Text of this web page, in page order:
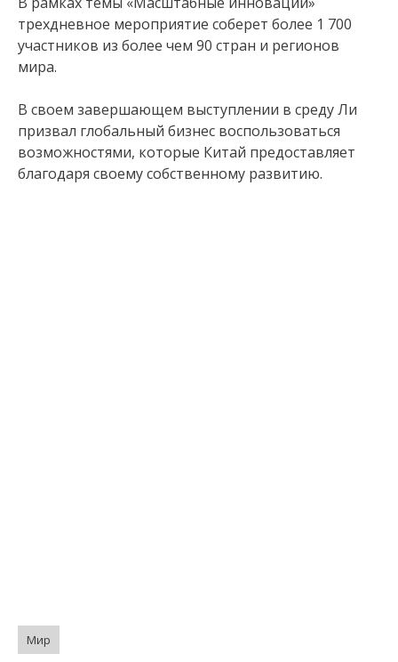
трехдневное мероприятие соберет более 1 700
участников из более чем 90 стран и регионов
мира.
В своем завершающем выступлении в среду Ли
призвал глобальный бизнес воспользоваться
возможностями, которые Китай предоставляет
благодаря своему собственному развитию.
Мир